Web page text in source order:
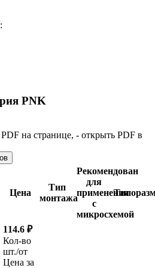
PNK
на странице, - открыть PDF в
Цена
Тип
монтажа
Рекомендован
для
применения
с
микросхемой
114.6 ₽
Кол-во
шт./от
Цена за